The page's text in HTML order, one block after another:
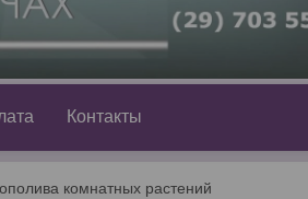
Контакты
комнатных растений